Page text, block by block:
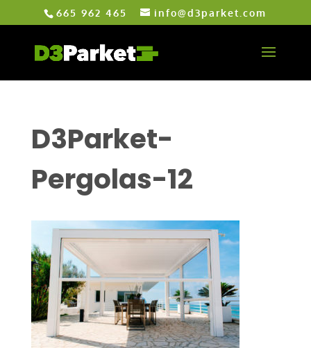
665 962 465 info@d3parket.com
D3Parket-
Pergolas-12